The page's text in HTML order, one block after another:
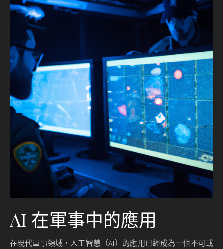
AI 在軍事中的應用
在現代軍事領域，人工智慧（AI）的應用已經成為一個不可或